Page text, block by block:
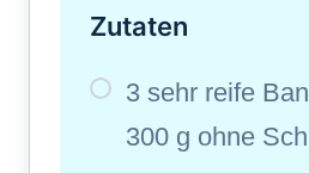
Zutaten
3 sehr reife
300 g ohne